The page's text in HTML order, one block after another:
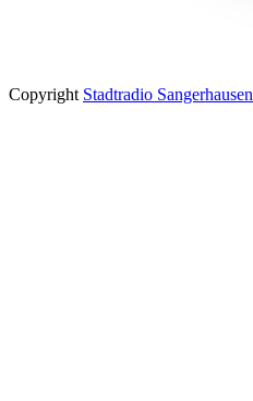
Copyright Stadtradio Sangerhausen